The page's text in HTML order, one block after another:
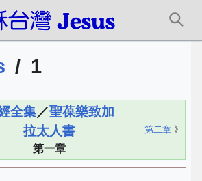
/ 1
全集／聖葆樂致加
拉太人書
第一章
第二章 》